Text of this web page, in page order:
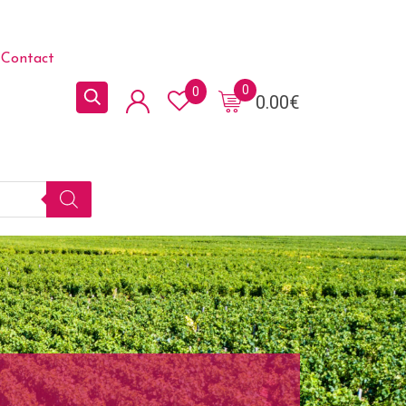
Contact
0.00€
0
0